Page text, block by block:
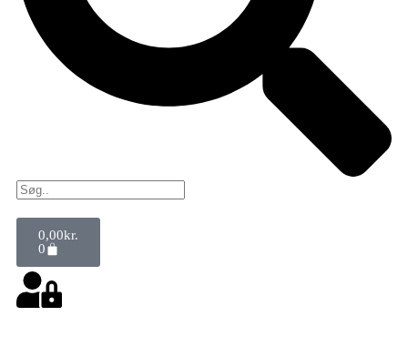
0,00kr.
0